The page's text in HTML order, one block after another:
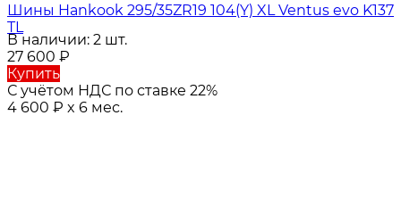
Шины Hankook 295/35ZR19 104(Y) XL Ventus evo K137
TL
В наличии: 2 шт.
27 600 ₽
Купить
С учётом НДС по ставке 22%
4 600 ₽ x 6 мес.